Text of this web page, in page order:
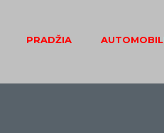
PRADŽIA